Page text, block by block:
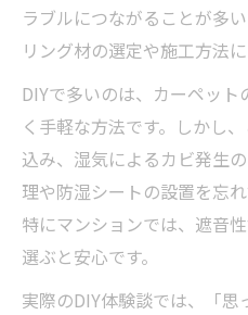
ラブルにつながることが多
リング材の選定や施工方法
DIYで多いのは、カーペッ
く手軽な方法です。しかし
込み、湿気によるカビ発生
理や防湿シートの設置を忘
特にマンションでは、遮音
選ぶと安心です。
実際のDIY体験談では、「